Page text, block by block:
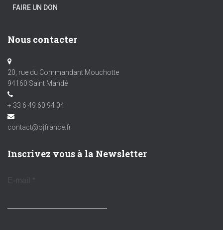
FAIRE UN DON
Nous contacter
20, rue du Commandant Mouchotte
94160 Saint Mandé
+ 33 6 49 60 94 04
contact@ojfrance.fr
Inscrivez vous à la Newsletter
E-mail *